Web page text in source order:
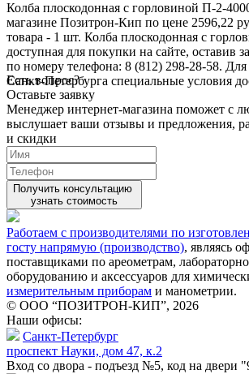
Колба плоскодонная с горловиной П-2-
магазине Позитрон-Кип по цене 2596,22
товара - 1 шт. Колба плоскодонная с
доступная для покупки на сайте, оставив
по номеру телефона: 8 (812) 298-28-58. Для
Санкт-Петербурга специальные условия
Есть вопрос?
Оставьте заявку
Менеджер интернет-магазина поможет с
выслушает ваши отзывы и предложения,
и скидки
Получить консультацию
узнать стоимость
Работаем с производителями по
госту напрямую (производство), являясь
поставщиками по ареометрам,
оборудованию и аксессуаров для
измерительным приборам и манометрии.
© ООО “ПОЗИТРОН-КИП”, 2026
Наши офисы:
Санкт-Петербург
проспект Науки, дом 47, к.2
Вход со двора - подъезд №5, код на двери